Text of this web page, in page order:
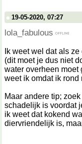
19-05-2020, 07:27
lola_fabulous
Ik weet wel dat als
(dit moet je dus niet
water overheen moet
weet ik omdat ik
Maar andere tip;
schadelijk is voordat
ik weet dat kokend
diervriendelijk is,